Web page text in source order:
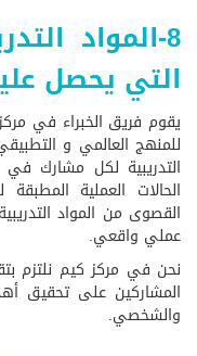
8-المواد
التي يحصل
يقوم فريق الخبراء في
للمنهج العالمي و
التدريبية لكل مشارك في
الحالات العملية
القصوى من المواد
عملي واقعي.
نحن في مركز كيم نلتزم
المشاركين على تحقيق
والشخصي.